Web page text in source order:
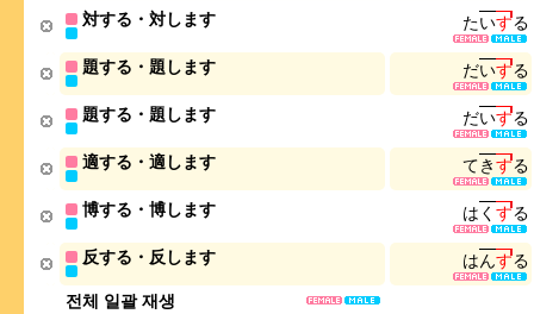
전체 일괄 재생
対する・対します たいする
題する・題します だいする
題する・題します だいする
適する・適します てきする
博する・博します は く する
反する・反します はんする